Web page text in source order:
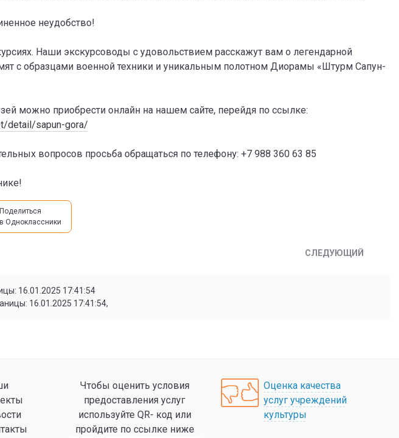
неудобство!
Наши экскурсоводы с удовольствием расскажут вам о легендарной
с образцами военной техники и уникальным полотном Диорамы «Штурм Сапун-
можно приобрести онлайн на нашем сайте, перейдя по ссылке:
detail/sapun-gora/
вопросов просьба обращаться по телефону: +7 988 360 63 85
Поделиться
в Одноклассники
СЛЕДУЮЩИЙ
16.01.2025 17:41:54
16.01.2025 17:41:54,
Чтобы оценить условия
предоставления услуг
используйте QR- код или
пройдите по ссылке ниже
Оценка качества
услуг учреждений
культуры